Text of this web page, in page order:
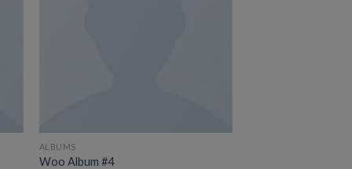
ALBUMS
Woo Album #4